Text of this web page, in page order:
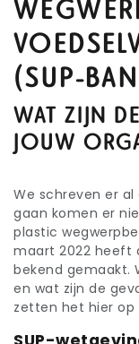
(SUP-
WAT ZIJN
JOUW
We schreven er
gaan komen er
plastic
maart 2022 heeft
bekend gemaakt.
en wat zijn de
zetten het hier op